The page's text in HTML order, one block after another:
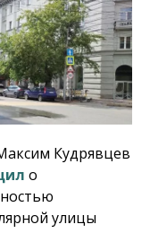
Кудрявцев
о
улицы